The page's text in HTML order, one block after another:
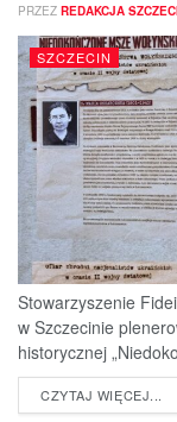
PRZEZ REDAKCJA
SZCZECIN
Stowarzyszenie
w Szczecinie
historycznej
ofiary jednej z
CZYTAJ WIĘCEJ...